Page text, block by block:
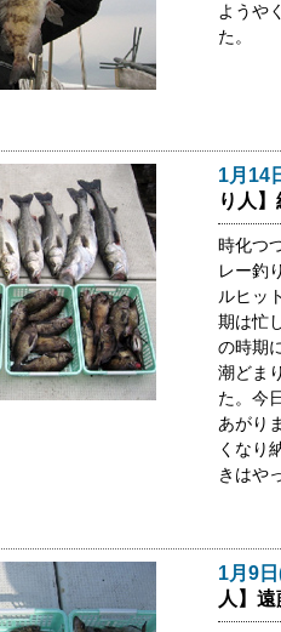
ようや
た。
1月14
り人
時化つ
レー釣
ルヒッ
期は忙
の時期
潮どま
た。今
あがり
くなり
きはや
1月9
人】